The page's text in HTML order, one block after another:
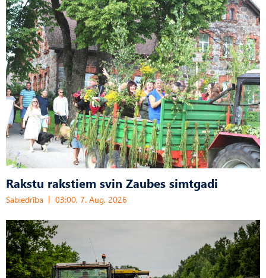
Rakstu rakstiem svin Zaubes simtgadi
Sabiedrība 03:00, 7. Aug, 2026